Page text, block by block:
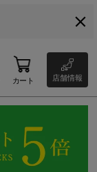
カート 店舗情報